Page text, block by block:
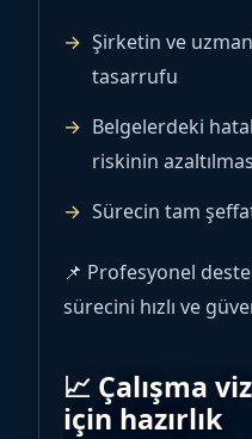
Şirketin ve
tasarrufu
Belgelerdeki
riskinin
Sürecin tam
📌 Profesyonel
sürecini hızlı ve
📈 Çalışma
için hazırlık